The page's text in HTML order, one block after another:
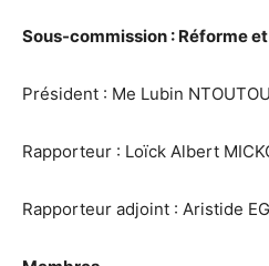
Sous-commission : Réforme
Président : Me Lubin
Rapporteur : Loïck Albert
Rapporteur adjoint : Aristide